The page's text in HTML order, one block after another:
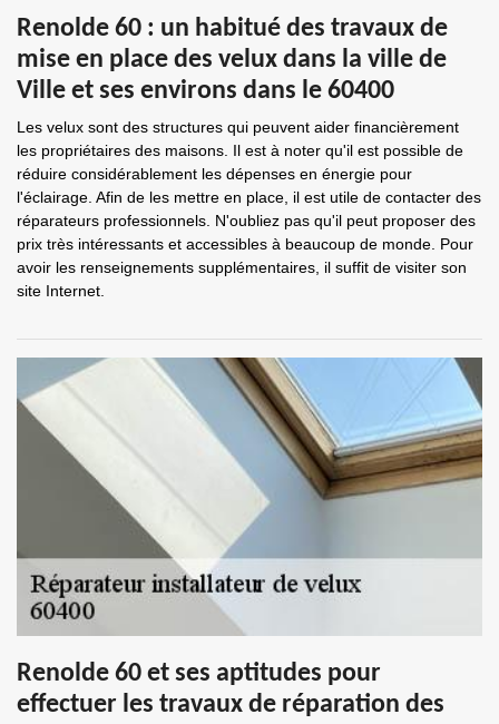
Renolde 60 : un habitué des travaux de
mise en place des velux dans la ville de
Ville et ses environs dans le 60400
Les velux sont des structures qui peuvent aider financièrement
les propriétaires des maisons. Il est à noter qu'il est possible de
réduire considérablement les dépenses en énergie pour
l'éclairage. Afin de les mettre en place, il est utile de contacter des
réparateurs professionnels. N'oubliez pas qu'il peut proposer des
prix très intéressants et accessibles à beaucoup de monde. Pour
avoir les renseignements supplémentaires, il suffit de visiter son
site Internet.
Renolde 60 et ses aptitudes pour
effectuer les travaux de réparation des